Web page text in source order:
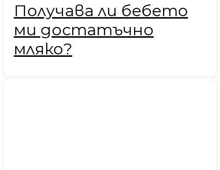
Получава ли бебето
ми достатъчно
мляко?